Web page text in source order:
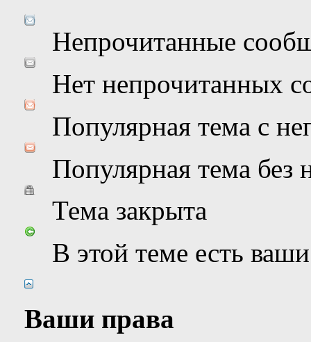
Непрочитанные
Нет непрочитанных
Популярная тема с
Популярная тема
Тема закрыта
В этой теме есть
Ваши права